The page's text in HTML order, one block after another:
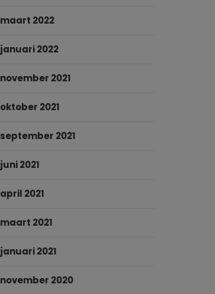
maart 2022
januari 2022
november 2021
oktober 2021
september 2021
juni 2021
april 2021
maart 2021
januari 2021
november 2020